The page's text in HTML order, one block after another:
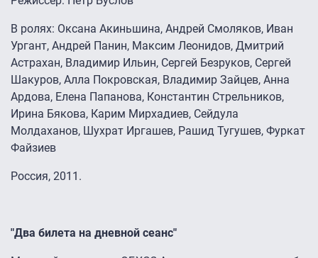
В ролях: Оксана Акиньшина, Андрей Смоляков, Иван
Ургант, Андрей Панин, Максим Леонидов, Дмитрий
Астрахан, Владимир Ильин, Сергей Безруков, Сергей
Шакуров, Алла Покровская, Владимир Зайцев, Анна
Ардова, Елена Папанова, Константин Стрельников,
Ирина Бякова, Карим Мирхадиев, Сейдула
Молдаханов, Шухрат Иргашев, Рашид Тугушев, Фуркат
Файзиев
Россия, 2011.
"Два билета на дневной сеанс"